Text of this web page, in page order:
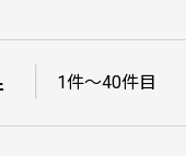
1件〜40件目